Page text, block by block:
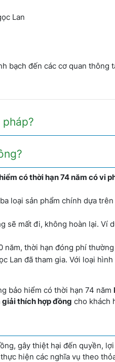
Lan
bạch đến các cơ quan thông
có thời hạn 74 năm có vi
loại sản phẩm chính dựa
sẽ mất đi, không hoàn lại. Ví
năm, thời hạn đóng phí
Lan đã tham gia. Với loại
bảo hiểm có thời hạn 74 năm
thích hợp đồng cho khách
gây thiệt hại đến quyền,
thực hiện các nghĩa vụ theo